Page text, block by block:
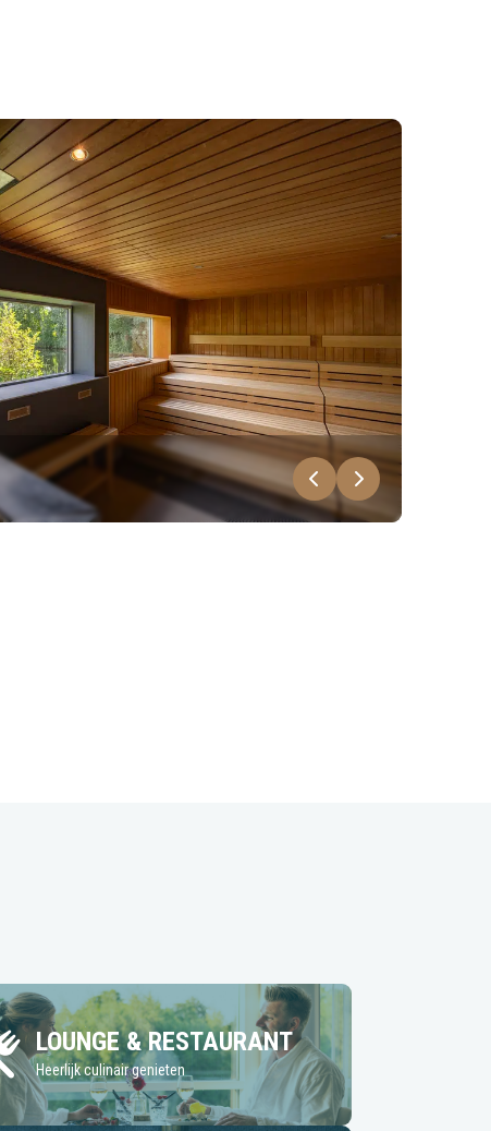
LOUNGE & RESTAURANT
Heerlijk culinair genieten